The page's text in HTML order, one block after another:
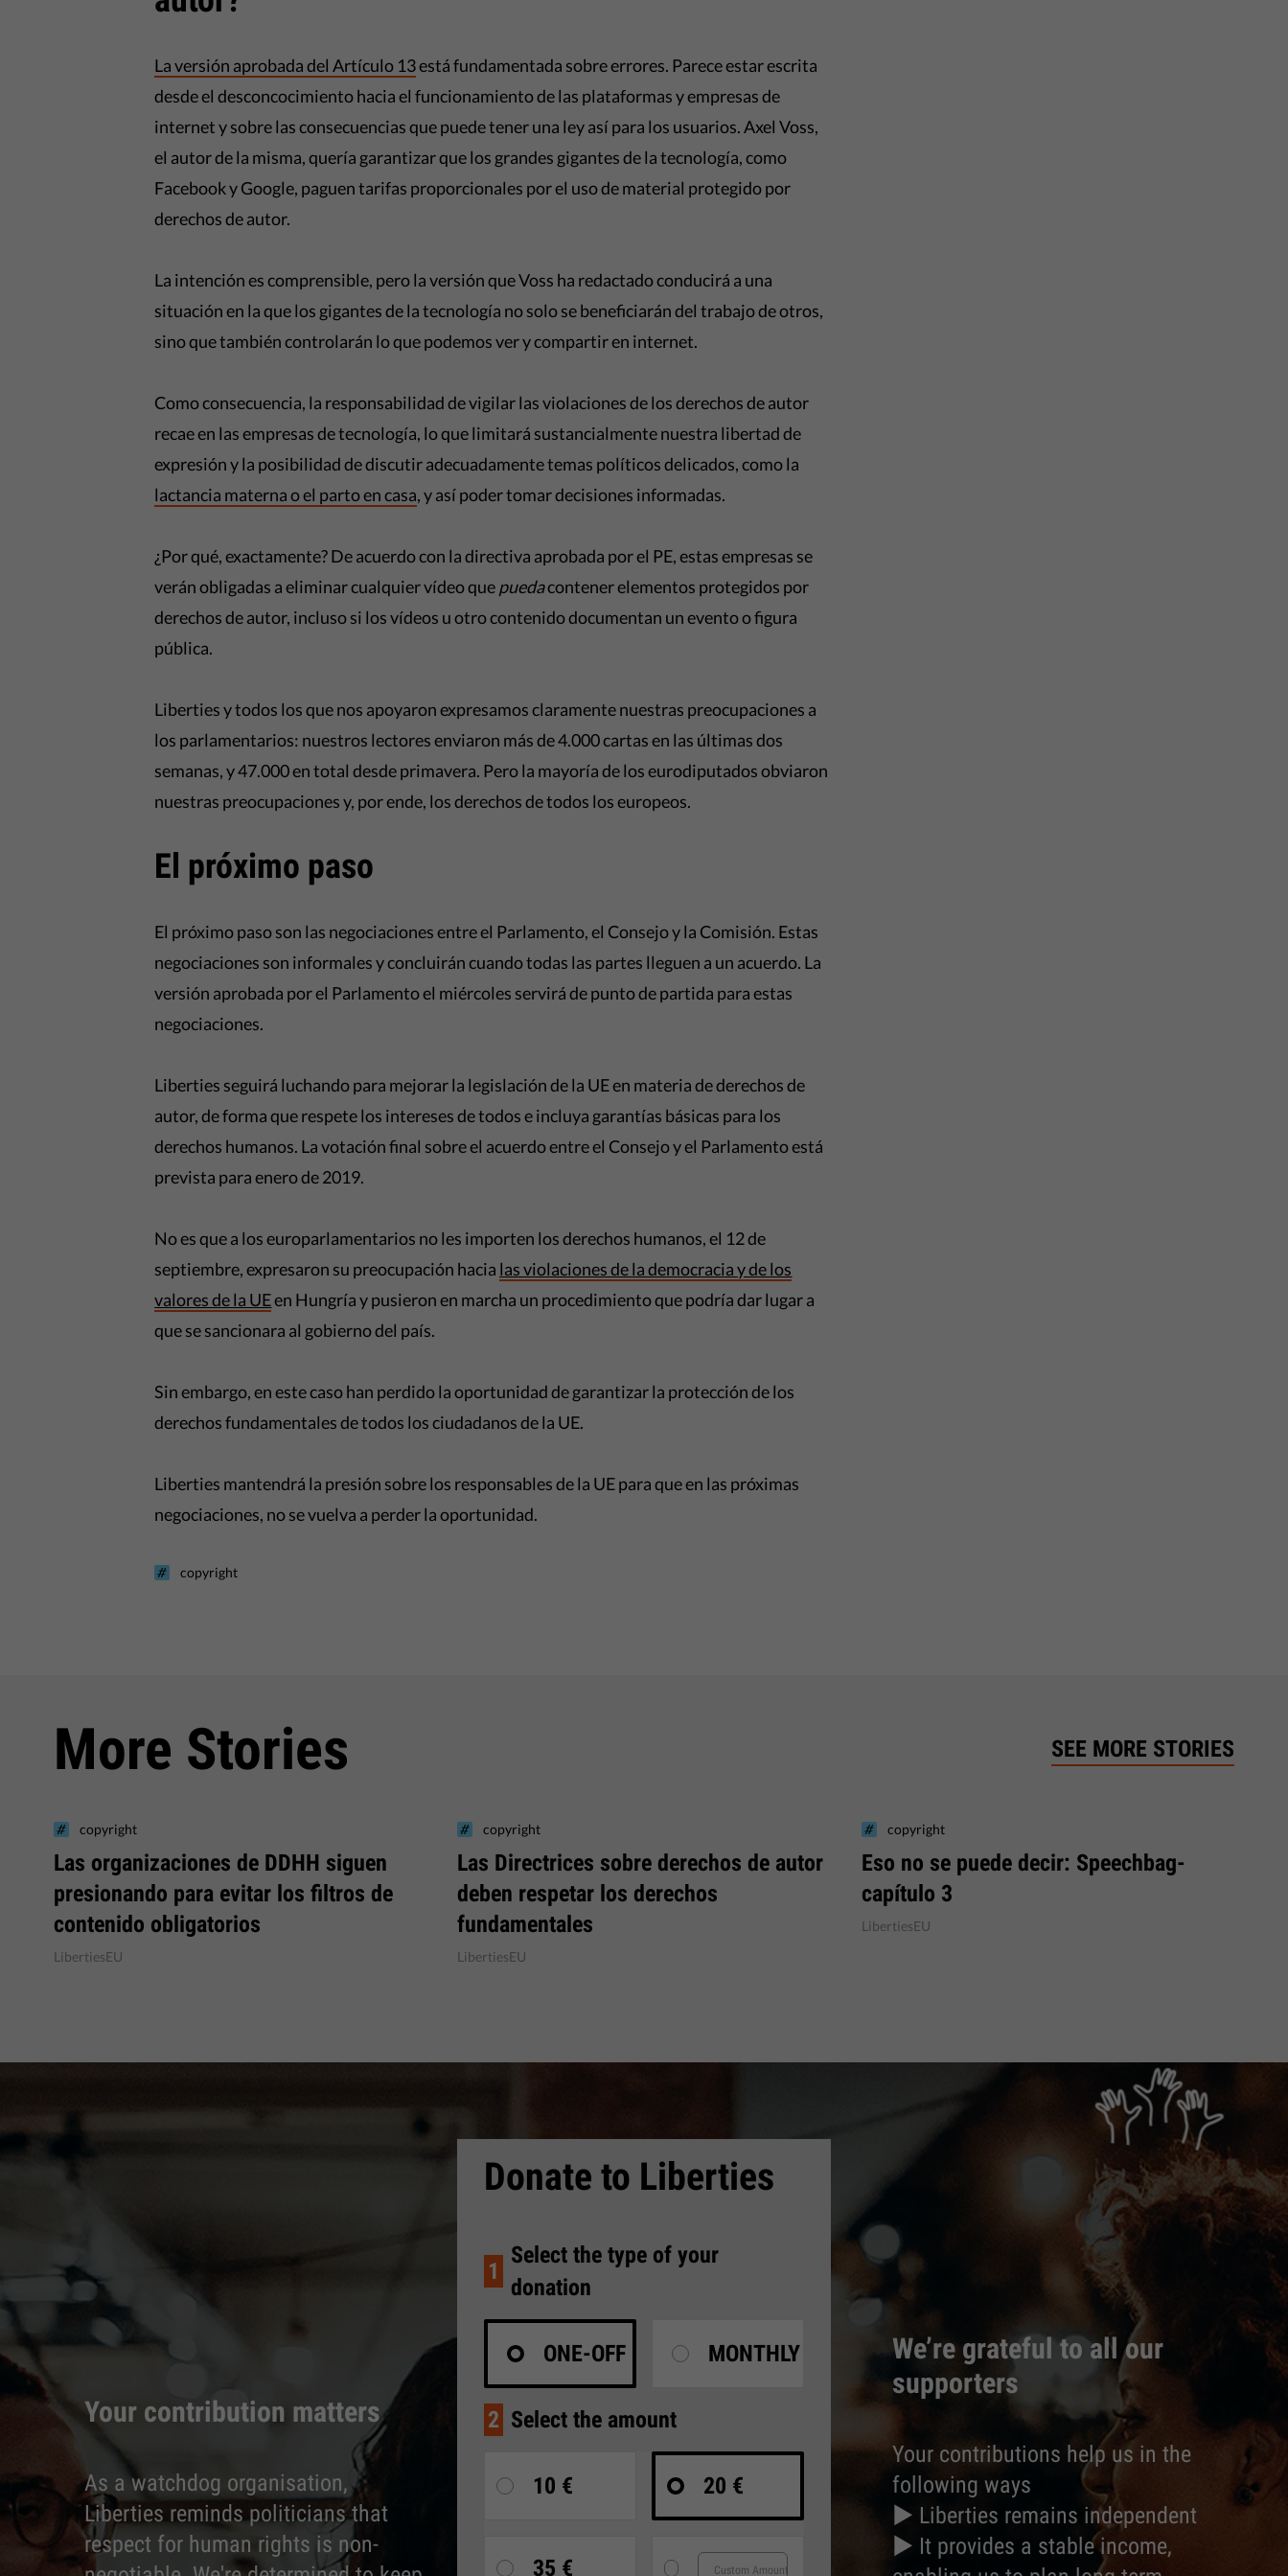
La versión aprobada del Artículo 13está fundamentada sobre errores. Parece estar escrita
desde el desconcocimiento hacia el funcionamiento de las plataformas y empresas de
internet y sobre las consecuencias que puede tener una ley así para los usuarios. Axel Voss,
el autor de la misma, quería garantizar que los grandes gigantes de la tecnología, como
Facebook y Google, paguen tarifas proporcionales por el uso de material protegido por
derechos de autor.
La intención es comprensible, pero la versión que Voss ha redactado conducirá a una
situación en la que los gigantes de la tecnología no solo se beneficiarán del trabajo de otros,
sino que también controlarán lo que podemos ver y compartir en internet.
Como consecuencia, la responsabilidad de vigilar las violaciones de los derechos de autor
recae en las empresas de tecnología, lo que limitará sustancialmente nuestra libertad de
expresión y la posibilidad de discutir adecuadamente temas políticos delicados, como la
lactancia materna o el parto en casa, y así poder tomar decisiones informadas.
¿Por qué, exactamente? De acuerdo con la directiva aprobada por el PE, estas empresas se
verán obligadas a eliminar cualquier vídeo quepuedacontener elementos protegidos por
derechos de autor, incluso si los vídeos u otro contenido documentan un evento o figura
pública.
Liberties y todos los que nos apoyaron expresamos claramente nuestras preocupaciones a
los parlamentarios: nuestros lectores enviaron más de 4.000 cartas en las últimas dos
semanas, y 47.000 en total desde primavera. Pero la mayoría de los eurodiputados obviaron
nuestras preocupaciones y, por ende, los derechos de todos los europeos.
El próximo paso
El próximo paso son las negociaciones entre el Parlamento, el Consejo y la Comisión. Estas
negociaciones son informales y concluirán cuando todas las partes lleguen a un acuerdo. La
versión aprobada por el Parlamento el miércoles servirá de punto de partida para estas
negociaciones.
Liberties seguirá luchando para mejorar la legislación de la UE en materia de derechos de
autor, de forma que respete los intereses de todos e incluya garantías básicas para los
derechos humanos. La votación final sobre el acuerdo entre el Consejo y el Parlamento está
prevista para enero de 2019.
No es que a los europarlamentarios no les importen los derechos humanos, el 12 de
septiembre, expresaron su preocupación hacia las violaciones de la democracia y de los
valores de la UEen Hungría y pusieron en marcha un procedimiento que podría dar lugar a
que se sancionara al gobierno del país.
Sin embargo, en este caso han perdido la oportunidad de garantizar la protección de los
derechos fundamentales de todos los ciudadanos de la UE.
Liberties mantendrá la presión sobre los responsables de la UE para que en las próximas
negociaciones, no se vuelva a perder la oportunidad.
copyright
More Stories SEE MORE STORIES
copyright
Las organizaciones de DDHH siguen
presionando para evitar los filtros de
contenido obligatorios
LibertiesEU
copyright
Las Directrices sobre derechos de autor
deben respetar los derechos
fundamentales
LibertiesEU
copyright
Eso no se puede decir: Speechbag-
capítulo 3
LibertiesEU
Your contribution matters
As a watchdog organisation,
Liberties reminds politicians that
respect for human rights is non-
Donate to Liberties
1
Select the type of your
donation
ONE-OFF MONTHLY
2 Select the amount
10 € 20 €
35 €
We’re grateful to all our
supporters
Your contributions help us in the
following ways
► Liberties remains independent
► It provides a stable income,